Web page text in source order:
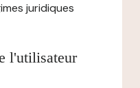
juridiques
l'utilisateur